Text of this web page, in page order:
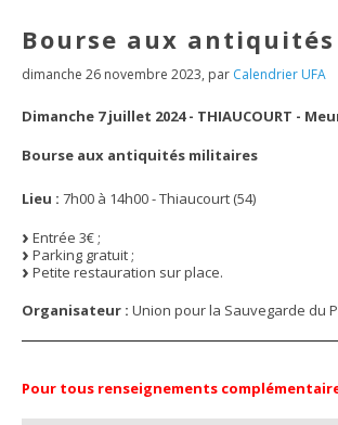
Bourse aux antiquités
dimanche 26 novembre 2023, par Calendrier UFA
Dimanche 7 juillet 2024 - THIAUCOURT -
Bourse aux antiquités militaires
Lieu : 7h00 à 14h00 - Thiaucourt (54)
Entrée 3€ ;
Parking gratuit ;
Petite restauration sur place.
Organisateur : Union pour la Sauvegarde du
Pour tous renseignements complémentaires